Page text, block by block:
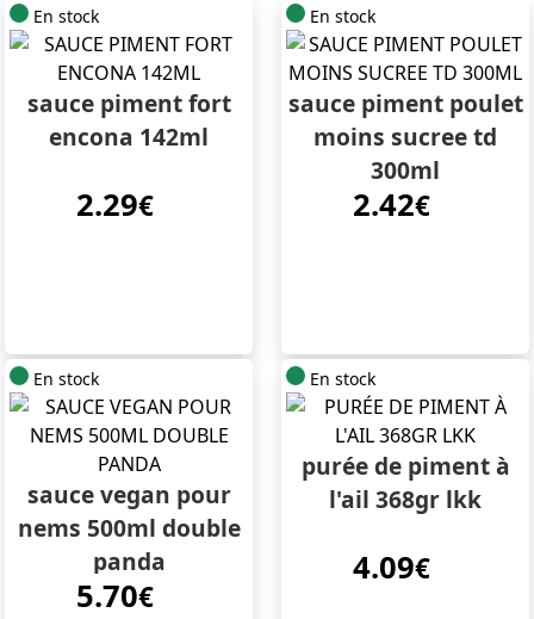
En stock
sauce piment fort
encona 142ml
2.29€
En stock
sauce piment poulet
moins sucree td
300ml
2.42€
En stock
sauce vegan pour
nems 500ml double
panda
5.70€
En stock
purée de piment à
l'ail 368gr lkk
4.09€